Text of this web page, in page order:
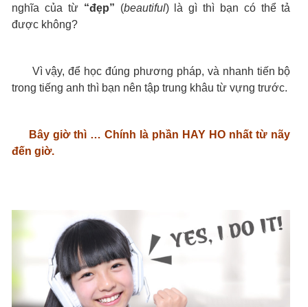
nghĩa của từ “đẹp” (beautiful) là gì thì bạn có thể tả
được không?
Vì vậy, để học đúng phương pháp, và nhanh tiến bộ
trong tiếng anh thì bạn nên tập trung khâu từ vựng trước.
Bây giờ thì … Chính là phần HAY HO nhất từ nãy
đến giờ.